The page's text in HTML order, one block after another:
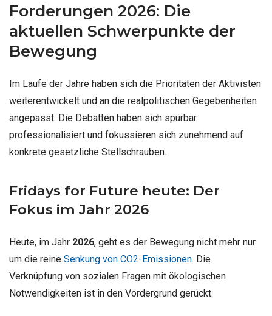
Forderungen 2026: Die
aktuellen Schwerpunkte der
Bewegung
Im Laufe der Jahre haben sich die Prioritäten der Aktivisten
weiterentwickelt und an die realpolitischen Gegebenheiten
angepasst. Die Debatten haben sich spürbar
professionalisiert und fokussieren sich zunehmend auf
konkrete gesetzliche Stellschrauben.
Fridays for Future heute: Der
Fokus im Jahr 2026
Heute, im Jahr 2026, geht es der Bewegung nicht mehr nur
um die reine Senkung von CO2-Emissionen. Die
Verknüpfung von sozialen Fragen mit ökologischen
Notwendigkeiten ist in den Vordergrund gerückt.